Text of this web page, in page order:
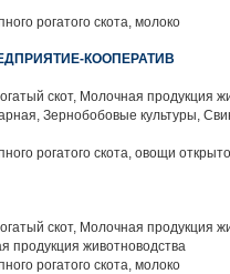
рогатого скота, молоко
КООПЕРАТИВ
скот, Молочная продукция
Зернобобовые культуры,
рогатого скота, овощи
скот, Молочная продукция
продукция животноводства
рогатого скота, молоко